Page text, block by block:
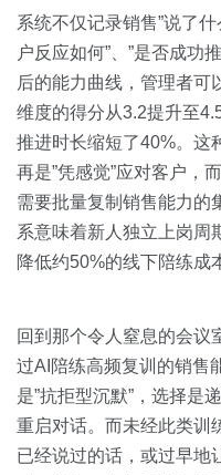
系统不仅记录销售”说了什
户反应如何”、”是否成功
后的能力曲线，管理者可
维度的得分从3.2提升至
推进时长缩短了40%。这
再是”凭感觉”应对客户，
需要批量复制销售能力的
系意味着新人独立上岗周
降低约50%的线下陪练成
回到那个令人窒息的会议
过AI陪练高频复训的销售
是”抗拒型沉默”，选择是
重启对话。而未经此类训
已经说过的话，或过早地